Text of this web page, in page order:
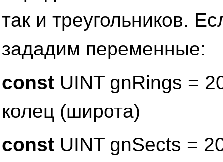
так и треугольников.
зададим переменные:
const UINT gnRings =
колец (широта)
const UINT gnSects =